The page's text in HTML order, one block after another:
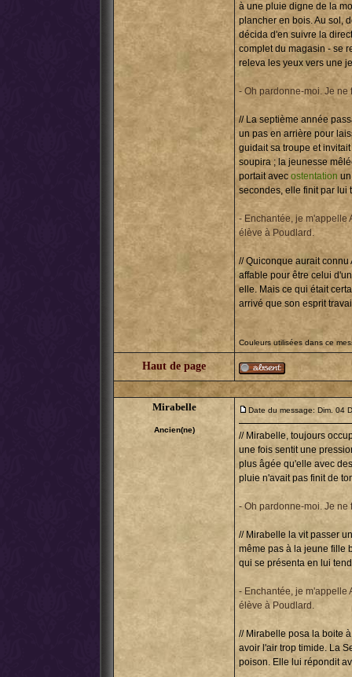
à une pluie digne de la
plancher en bois. Au sol,
décida d'en suivre la
complet du magasin - se
releva les yeux vers une
- Oh pardonne-moi. Je ne
// La septième année
un pas en arrière pour
guidait sa troupe et
soupira ; la jeunesse
portait avec ostentation
secondes, elle finit par lui
- Enchantée, je m'appelle
élève à Poudlard.
// Quiconque aurait
affable pour être celui
elle. Mais ce qui était
arrivé que son esprit
Couleurs utilisées dans ce
Haut de page
Mirabelle
Ancien(ne)
Date du message: Dim. 04
// Mirabelle, toujours
une fois sentit une
plus âgée qu'elle avec
pluie n'avait pas finit de
- Oh pardonne-moi. Je ne
// Mirabelle la vit passer
même pas à la jeune fille
qui se présenta en lui
- Enchantée, je m'appelle
élève à Poudlard.
// Mirabelle posa la boite
avoir l'air trop timide. La
poison. Elle lui répondit